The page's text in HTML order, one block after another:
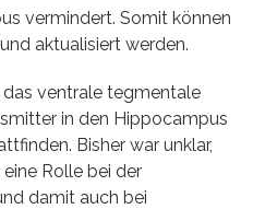
vermindert. Somit können
aktualisiert werden.
ventrale tegmentale
in den Hippocampus
Bisher war unklar,
Rolle bei der
damit auch bei